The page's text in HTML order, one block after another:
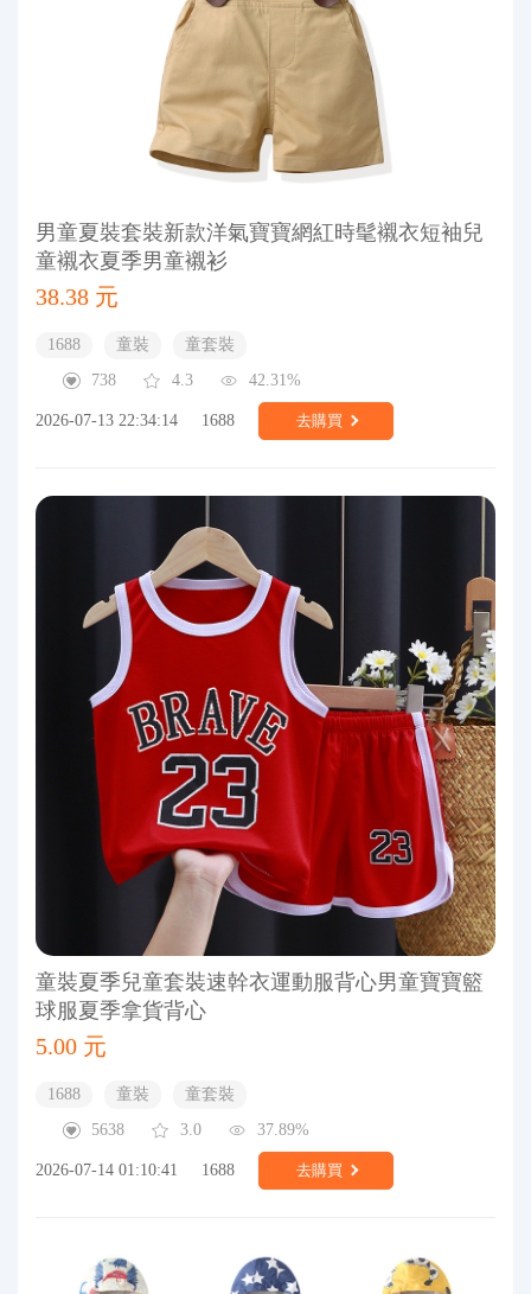
男童夏裝套裝新款洋氣寶寶網紅時髦襯衣短袖兒
童襯衣夏季男童襯衫
38.38 元
1688 童裝
童套裝
738
4.3 42.31%
2026-07-13 22:34:14 1688 去購買
童裝夏季兒童套裝速幹衣運動服背心男童寶寶籃
球服夏季拿貨背心
5.00 元
1688 童裝
童套裝
5638
3.0 37.89%
2026-07-14 01:10:41 1688 去購買